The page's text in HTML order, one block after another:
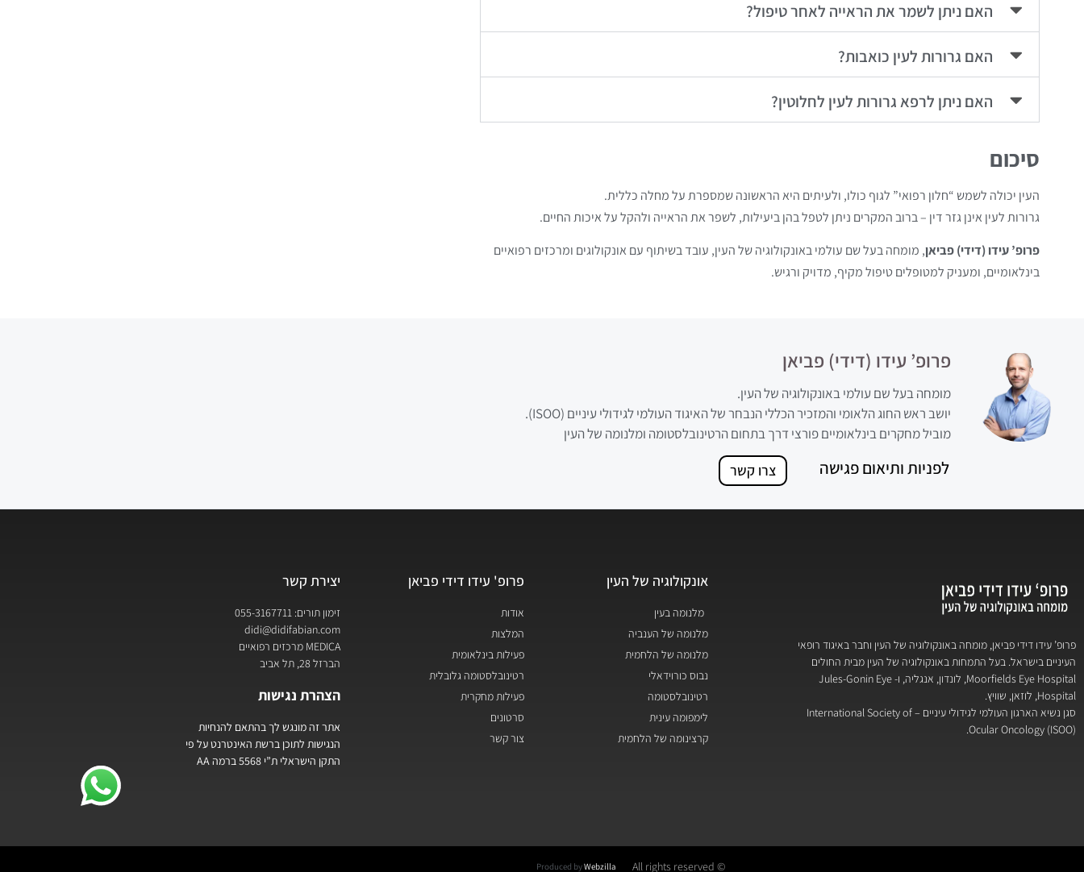
האם ניתן לשמר את הראייה לאחר טיפול?
האם גרורות לעין כואבות?
האם ניתן לרפא גרורות לעין לחלוטין?
סיכום
העין יכולה לשמש “חלון רפואי” לגוף כולו, ולעיתים היא הראשונה שמספרת על מחלה כללית.
גרורות לעין אינן גזר דין – ברוב המקרים ניתן לטפל בהן ביעילות, לשפר את הראייה ולהקל על איכות החיים.
פרופ’ עידו (דידי) פביאן, מומחה בעל שם עולמי באונקולוגיה של העין, עובד בשיתוף עם אונקולוגים ומרכזים רפואיים
בינלאומיים, ומעניק למטופלים טיפול מקיף, מדויק ורגיש.
פרופ’ עידו (דידי) פביאן
מומחה בעל שם עולמי באונקולוגיה של העין.
יושב ראש החוג הלאומי והמזכיר הכללי הנבחר של האיגוד העולמי לגידולי עיניים (ISOO).
מוביל מחקרים בינלאומיים פורצי דרך בתחום הרטינובלסטומה ומלנומה של העין
לפניות ותיאום פגישה צרו קשר
פרופ’ עידו דידי פביאן, מומחה באונקולוגיה של העין וחבר באיגוד רופאי
העיניים בישראל. בעל התמחות באונקולוגיה של העין מבית החולים
Moorfields Eye Hospital, לונדון, אנגליה, ו- Jules-Gonin Eye
Hospital, לוזאן, שוויץ.
סגן נשיא הארגון העולמי לגידולי עיניים – International Society of
Ocular Oncology (ISOO).
אונקולוגיה של העין
מלנומה בעין
מלנומה של הענביה
מלנומה של הלחמית
נבוס כורוידאלי
רטינובלסטומה
לימפומה עינית
קרצינומה של הלחמית
פרופ' עידו דידי פביאן
אודות
המלצות
פעילות בינלאומית
רטינובלסטומה גלובלית
פעילות מחקרית
סרטונים
צור קשר
יצירת קשר
זימון תורים: 055-3167711
didi@didifabian.com
MEDICA מרכזים רפואיים
הברזל 28, תל אביב
הצהרת נגישות
אתר זה מונגש לך בהתאם להנחיות
הנגישות לתוכן ברשת האינטרנט על פי
התקן הישראלי ת”י 5568 ברמה AA
© All rights reserved
Produced byWebzilla